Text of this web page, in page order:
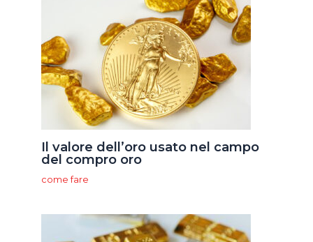
Il valore dell’oro usato nel campo
del compro oro
come fare